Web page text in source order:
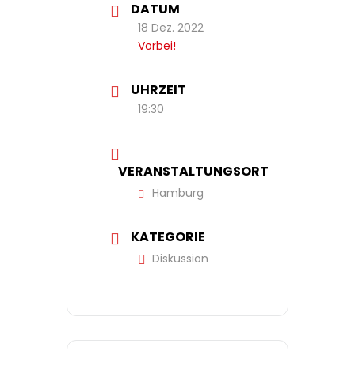
DATUM
18 Dez. 2022
Vorbei!
UHRZEIT
19:30
VERANSTALTUNGSORT
Hamburg
KATEGORIE
Diskussion